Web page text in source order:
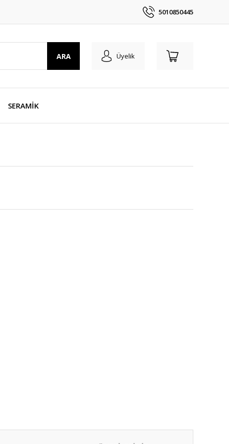
5010850445
ARA Üyelik
SERAMİK